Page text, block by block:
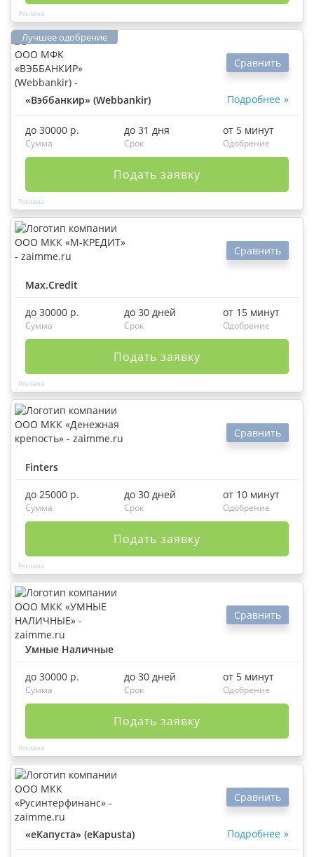
«Вэббанкир» (Webbankir) Подробнее
Сравнить
до 30000 р.
Сумма
до 31 дня
Срок
от 5 минут
Одобрение
Подать заявку
Max.Credit
Сравнить
до 30000 р.
Сумма
до 30 дней
Срок
от 15 минут
Одобрение
Подать заявку
Finters
Сравнить
до 25000 р.
Сумма
до 30 дней
Срок
от 10 минут
Одобрение
Подать заявку
Умные Наличные
Сравнить
до 30000 р.
Сумма
до 30 дней
Срок
от 5 минут
Одобрение
Подать заявку
«еКапуста» (eKapusta) Подробнее
Сравнить